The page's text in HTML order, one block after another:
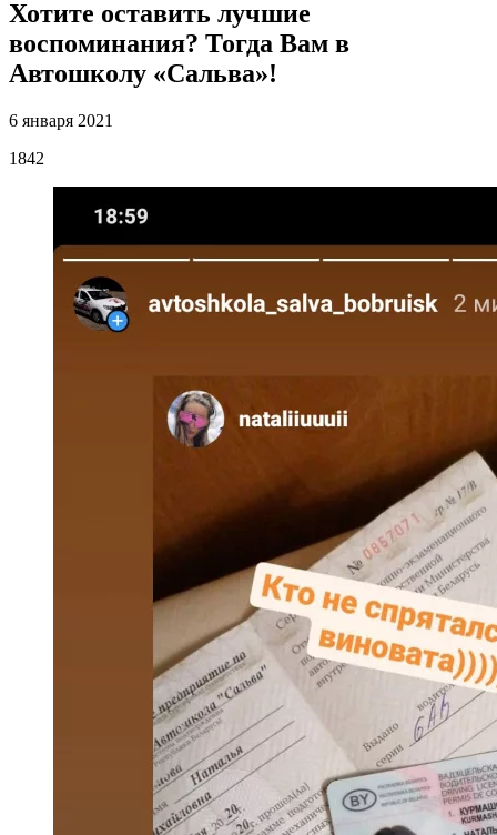
Хотите оставить лучшие
воспоминания? Тогда Вам в
Автошколу «Сальва»!
6 января 2021
1842